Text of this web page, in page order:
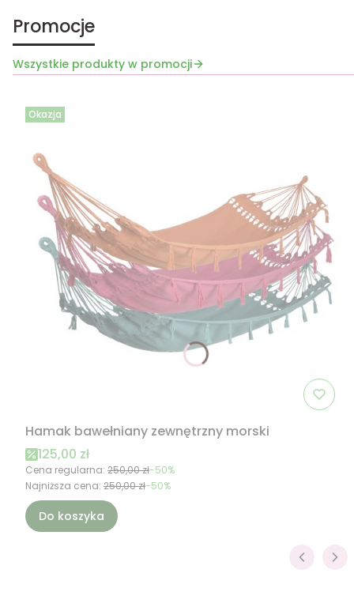
Promocje
Wszystkie produkty w promocji
Okazja
Hamak bawełniany zewnętrzny morski
Cena promocyjna
125,00 zł
Cena regularna: 250,00 zł-50%
Najniższa cena: 250,00 zł-50%
Do koszyka